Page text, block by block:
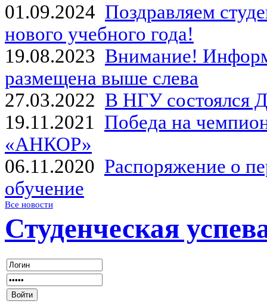
01.09.2024 Поздравляем
нового учебного года!
19.08.2023 Внимание!
размещена выше слева
27.03.2022 В НГУ состоялся
19.11.2021 Победа на
«АНКОР»
06.11.2020 Распоряжение о
обучение
Все новости
Студенческая